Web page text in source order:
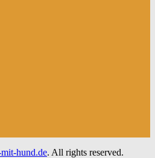
hund.de. All rights reserved.